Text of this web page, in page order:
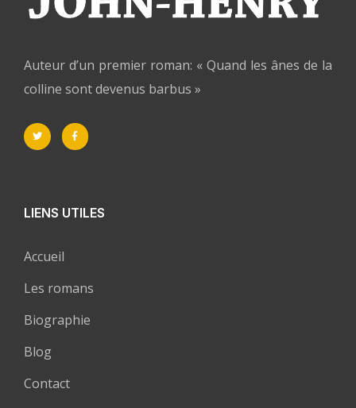
Auteur d’un premier roman: « Quand les ânes de la
colline sont devenus barbus »
LIENS UTILES
Accueil
Les romans
Biographie
Blog
Contact